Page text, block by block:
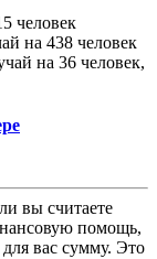
человек
на 438 человек
на 36 человек,
вы считаете
помощь,
вас сумму. Это